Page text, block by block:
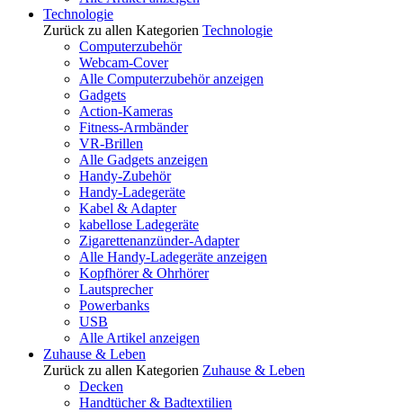
Technologie
Zurück zu allen Kategorien Technologie
Computerzubehör
Webcam-Cover
Alle Computerzubehör anzeigen
Gadgets
Action-Kameras
Fitness-Armbänder
VR-Brillen
Alle Gadgets anzeigen
Handy-Zubehör
Handy-Ladegeräte
Kabel & Adapter
kabellose Ladegeräte
Zigarettenanzünder-Adapter
Alle Handy-Ladegeräte anzeigen
Kopfhörer & Ohrhörer
Lautsprecher
Powerbanks
USB
Alle Artikel anzeigen
Zuhause & Leben
Zurück zu allen Kategorien Zuhause & Leben
Decken
Handtücher & Badtextilien